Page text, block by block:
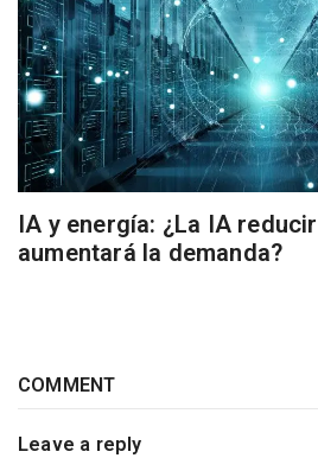
IA y energía: ¿La IA
aumentará la demanda?
COMMENT
Leave a reply